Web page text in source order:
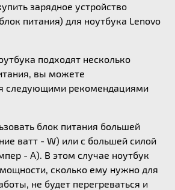
зарядное устройство
питания) для ноутбука Lenovo
подходят несколько
вы можете
следующими рекомендациями
блок питания большей
ватт - W) или с большей силой
- А). В этом случае ноутбук
сколько ему нужно для
не будет перегреваться и